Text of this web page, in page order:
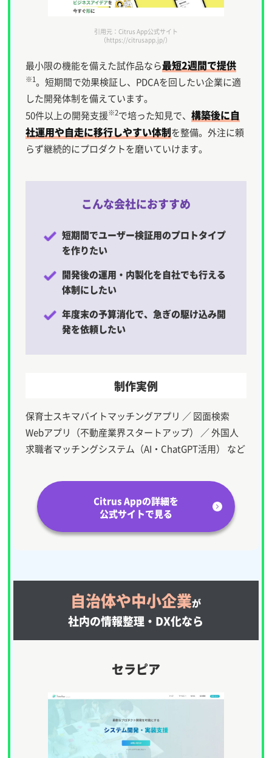
引用元：Citrus App公式サイト
（https://citrusapp.jp/）
最小限の機能を備えた試作品なら最短2週間で提供
※1。短期間で効果検証し、PDCAを回したい企業に適
した開発体制を備えています。
50件以上の開発支援※2で培った知見で、構築後に自
社運用や自走に移行しやすい体制を整備。外注に頼
らず継続的にプロダクトを磨いていけます。
こんな会社におすすめ
短期間でユーザー検証用のプロトタイプ
を作りたい
開発後の運用・内製化を自社でも行える
体制にしたい
年度末の予算消化で、急ぎの駆け込み開
発を依頼したい
制作実例
保育士スキマバイトマッチングアプリ ／ 図面検索
Webアプリ（不動産業界スタートアップ） ／ 外国人
求職者マッチングシステム（AI・ChatGPT活用） など
Citrus Appの詳細を
公式サイトで見る
自治体や中小企業が
社内の情報整理・DX化なら
セラピア